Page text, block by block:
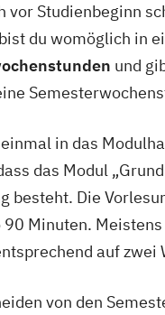
vor Studienbeginn
du womöglich in
und
in das
das Modul
besteht. Die
90 Minuten.
auf
von den